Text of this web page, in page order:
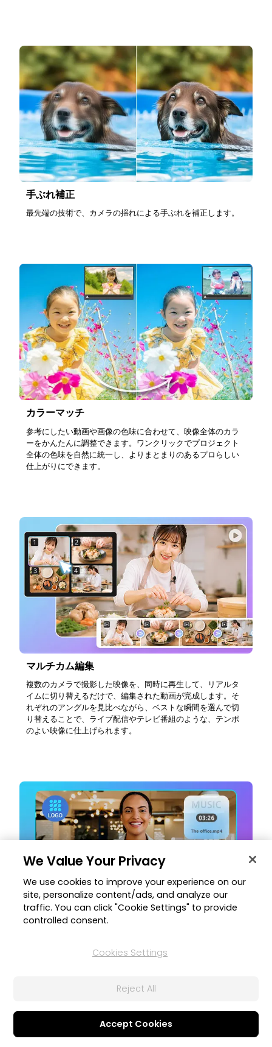
手ぶれ補正
最先端の技術で、カメラの揺れによる手ぶれを補正します。
カラーマッチ
参考にしたい動画や画像の色味に合わせて、映像全体のカラ
ーをかんたんに調整できます。ワンクリックでプロジェクト
全体の色味を自然に統一し、よりまとまりのあるプロらしい
仕上がりにできます。
マルチカム編集
複数のカメラで撮影した映像を、同時に再生して、リアルタ
イムに切り替えるだけで、編集された動画が完成します。そ
れぞれのアングルを見比べながら、ベストな瞬間を選んで切
り替えることで、ライブ配信やテレビ番組のような、テンポ
のよい映像に仕上げられます。
ブランドイメージのカラー、デザイン、アセットをあらかじ
め管理することで、動画にブランドのイメージをすぐに反映
We Value Your Privacy
We use cookies to improve your experience on our
site, personalize content/ads, and analyze our
traffic. You can click "Cookie Settings" to provide
controlled consent.
Cookies Settings
Reject All
Accept Cookies